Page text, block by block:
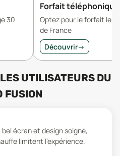
30
Forfait téléphonique
Optez pour le forfait le
de France
Découvrir→
UTILISATEURS DU
FUSION
écran et design soigné,
limitent l'expérience.